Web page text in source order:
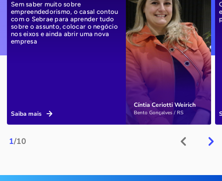
1/10
Cíntia Ceriotti Weirich
Bento Gonçalves / RS
Sem saber muito sobre
empreendedorismo, o casal contou
com o Sebrae para aprender tudo
sobre o assunto, colocar o negócio
nos eixos e ainda abrir uma nova
empresa
Saiba mais